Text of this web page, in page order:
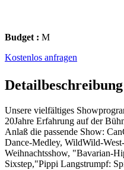
Budget : M
Kostenlos anfragen
Detailbeschreibung
Unsere vielfältiges
20Jahre Erfahrung auf der
Anlaß die passende Show:
Dance-Medley, WildWild-
Weihnachtsshow, "Bavarian-
Sixstep,"Pippi Langstrumpf: